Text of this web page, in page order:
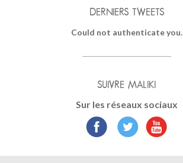
DERNIERS TWEETS
Could not authenticate you.
SUIVRE MALIKI
Sur les réseaux sociaux